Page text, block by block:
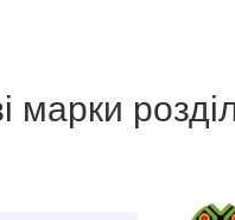
марки